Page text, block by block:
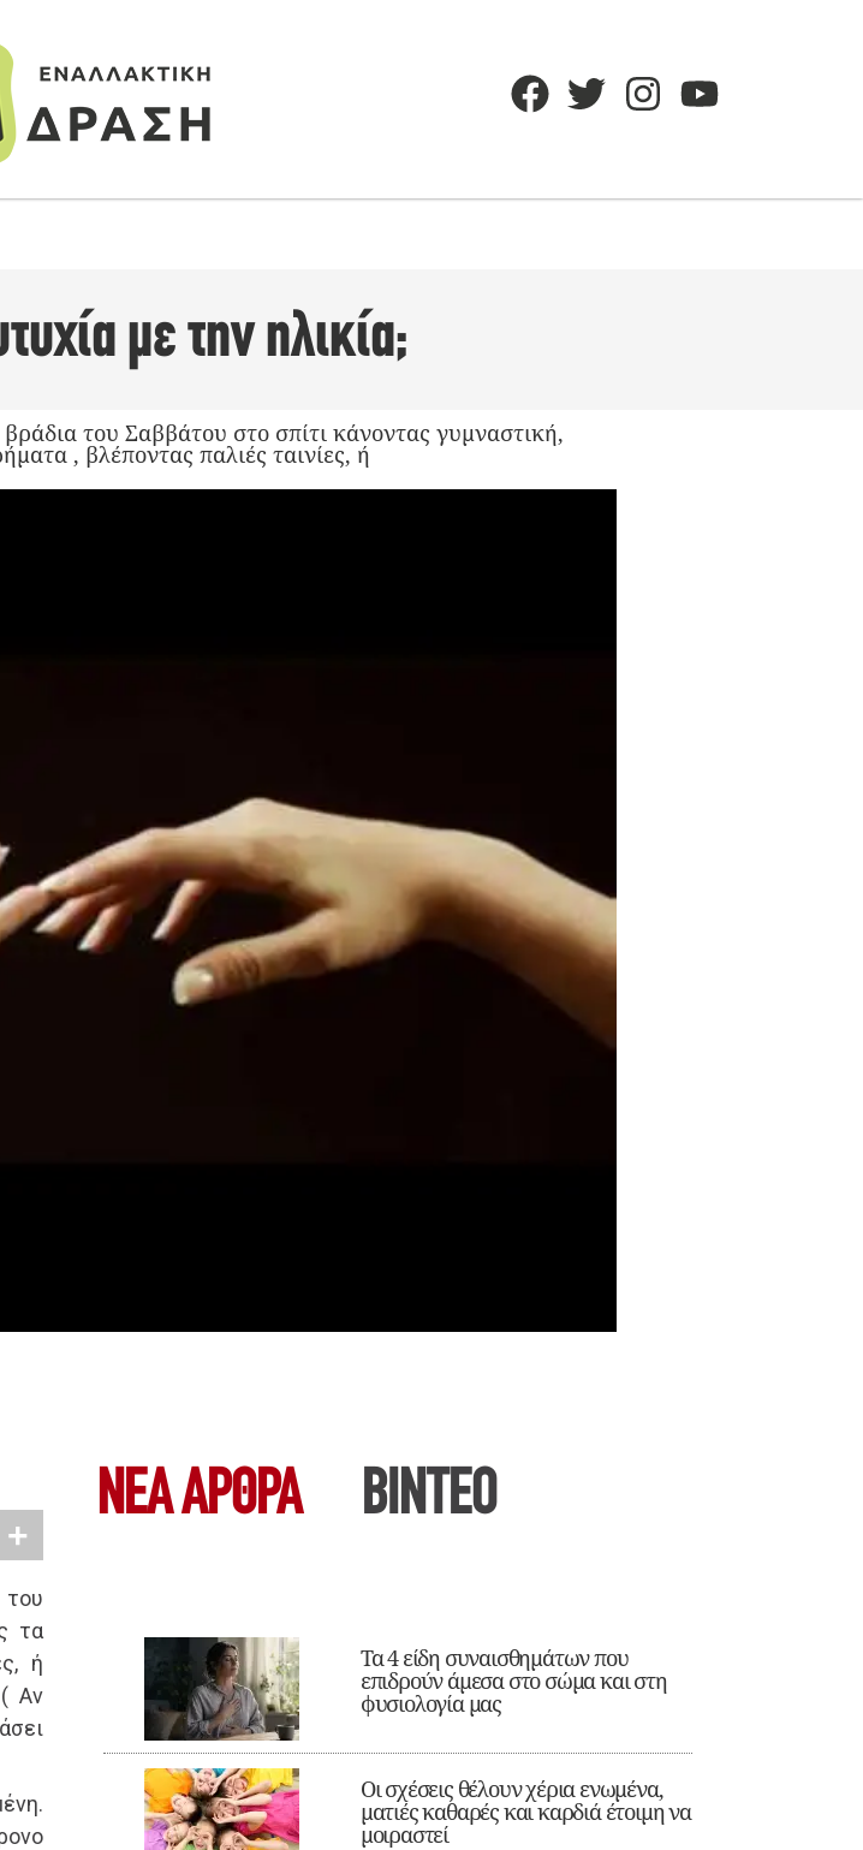
με την ηλικία;
του Σαββάτου στο σπίτι κάνοντας γυμναστική,
, βλέποντας παλιές ταινίες, ή
τα
ή
Αν
ΝΕΑ ΆΡΘΡΑ ΒΙΝΤΕΟ
Τα 4 είδη συναισθημάτων που
επιδρούν άμεσα στο σώμα και στη
φυσιολογία μας
Οι σχέσεις θέλουν χέρια ενωμένα,
ματιές καθαρές και καρδιά έτοιμη να
μοιραστεί